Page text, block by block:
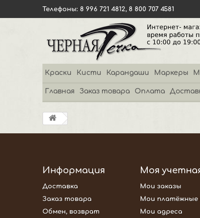
Телефоны: 8 996 721 4812, 8 800 707 4581
Краски Кисти Карандаши Маркеры
Главная Заказ товара Оплата
Информация
Доставка
Заказ товара
Обмен, возврат
Моя
Мои заказы
Мои платёжные
Мои адреса